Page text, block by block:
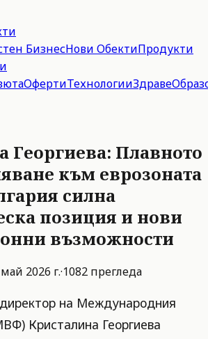
БизнесНови ОбектиПродукти
ОфертиТехнологииЗдраве
Георгиева: Плавното
към еврозоната
силна
позиция и нови
възможности
2026 г.·1082 прегледа
на Международния
Кристалина Георгиева